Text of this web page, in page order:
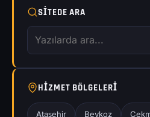
SITEDE ARA
HIZMET BÖLGELERI
Ataşehir Beykoz